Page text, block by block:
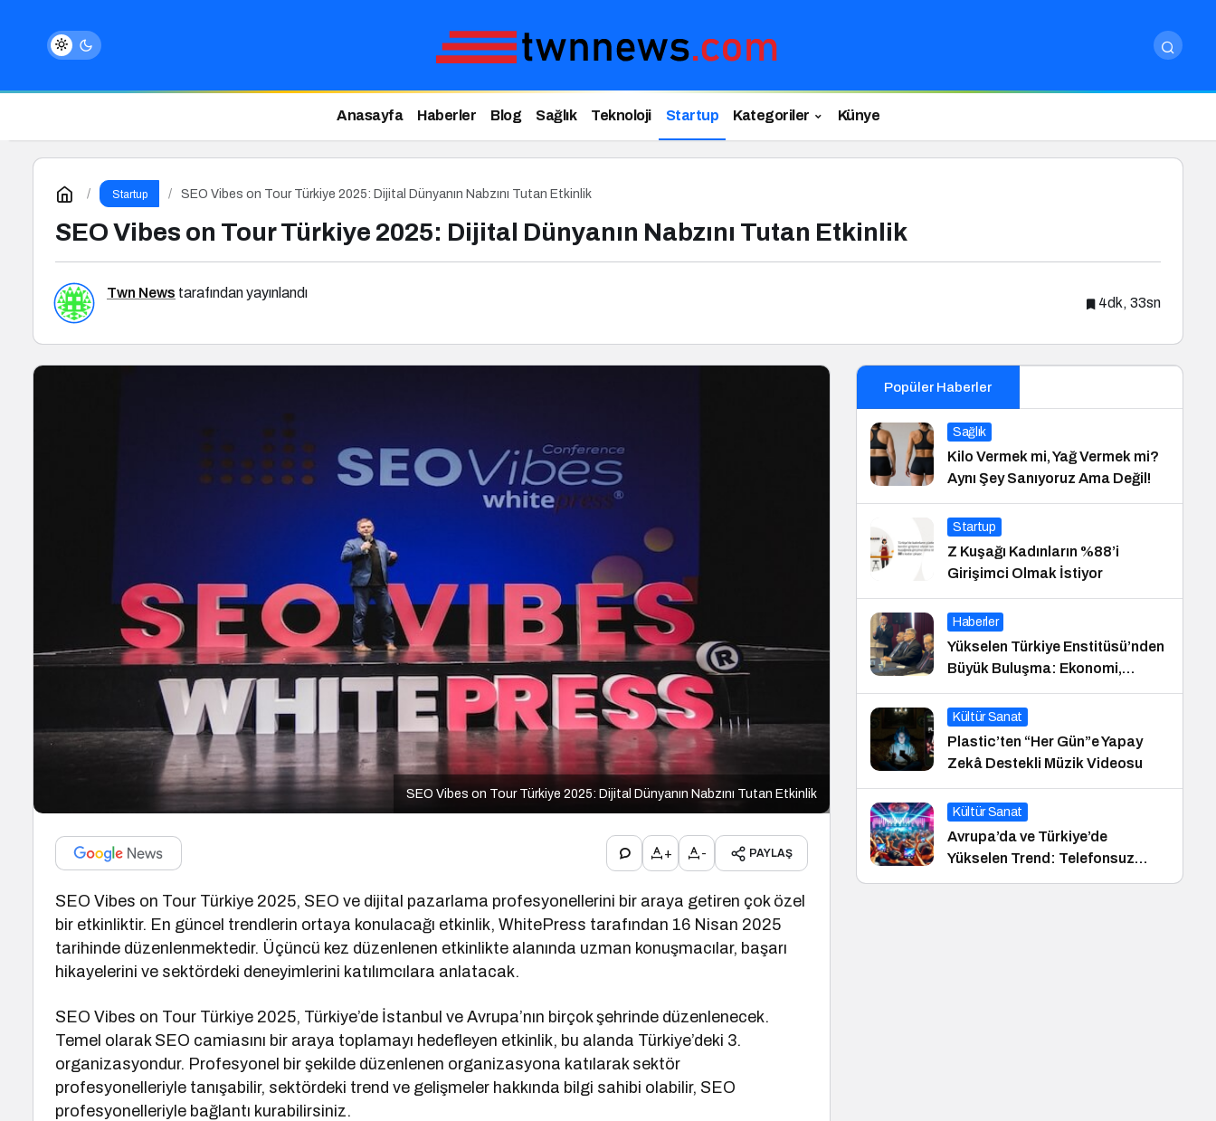
Anasayfa Haberler Blog Sağlık Teknoloji Startup Kategoriler Künye
Startup SEO Vibes on Tour Türkiye 2025: Dijital Dünyanın Nabzını Tutan Etkinlik
SEO Vibes on Tour Türkiye 2025: Dijital Dünyanın Nabzını Tutan Etkinlik
Twn News tarafından yayınlandı
4dk, 33sn
SEO Vibes on Tour Türkiye 2025: Dijital Dünyanın Nabzını Tutan Etkinlik
+ - PAYLAŞ
SEO Vibes on Tour Türkiye 2025, SEO ve dijital pazarlama profesyonellerini bir araya getiren çok özel
bir etkinliktir. En güncel trendlerin ortaya konulacağı etkinlik, WhitePress tarafından 16 Nisan 2025
tarihinde düzenlenmektedir. Üçüncü kez düzenlenen etkinlikte alanında uzman konuşmacılar, başarı
hikayelerini ve sektördeki deneyimlerini katılımcılara anlatacak.
SEO Vibes on Tour Türkiye 2025, Türkiye’de İstanbul ve Avrupa’nın birçok şehrinde düzenlenecek.
Temel olarak SEO camiasını bir araya toplamayı hedefleyen etkinlik, bu alanda Türkiye’deki 3.
organizasyondur. Profesyonel bir şekilde düzenlenen organizasyona katılarak sektör
profesyonelleriyle tanışabilir, sektördeki trend ve gelişmeler hakkında bilgi sahibi olabilir, SEO
profesyonelleriyle bağlantı kurabilirsiniz.
Popüler Haberler
Sağlık
Kilo Vermek mi, Yağ Vermek mi?
Aynı Şey Sanıyoruz Ama Değil!
Startup
Z Kuşağı Kadınların %88’i
Girişimci Olmak İstiyor
Haberler
Yükselen Türkiye Enstitüsü’nden
Büyük Buluşma: Ekonomi,
Güvenlik Politikaları ve Hukuk
Konferansı
Kültür Sanat
Plastic’ten “Her Gün”e Yapay
Zekâ Destekli Müzik Videosu
Kültür Sanat
Avrupa’da ve Türkiye’de
Yükselen Trend: Telefonsuz
Gece Kulüpleri